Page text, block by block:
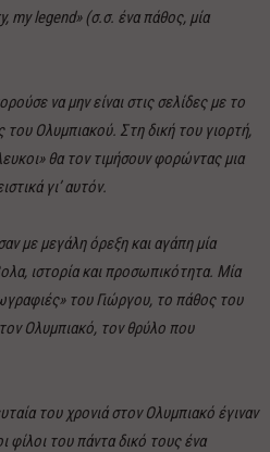
my legend» (σ.σ. ένα πάθος, μία
να μην είναι στις σελίδες με το
Ολυμπιακού. Στη δική του γιορτή,
θα τον τιμήσουν φορώντας μια
γι’ αυτόν.
με μεγάλη όρεξη και αγάπη μία
ιστορία και προσωπικότητα. Μία
του Γιώργου, το πάθος του
Ολυμπιακό, τον θρύλο που
του χρονιά στον Ολυμπιακό έγιναν
φίλοι του πάντα δικό τους ένα